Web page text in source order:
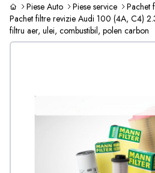
Piese Auto Piese service
Pachet
Pachet filtre revizie Audi 100 (4A, C4)
filtru aer, ulei, combustibil, polen carbon